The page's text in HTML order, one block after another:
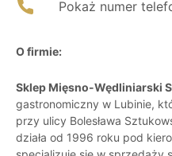
Pokaż numer
O firmie:
Sklep Mięsno-Wędliniarski
gastronomiczny w Lubinie,
przy ulicy Bolesława
działa od 1996 roku pod